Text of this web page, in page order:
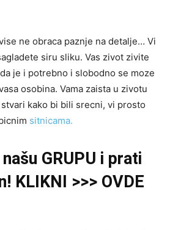
ne obraca paznje na detalje… Vi
siru sliku. Vas zivot zivite
je i potrebno i slobodno se moze
osobina. Vama zaista u zivotu
kako bi bili srecni, vi prosto
sitnicama.
GRUPU i prati
KLIKNI >>> OVDE